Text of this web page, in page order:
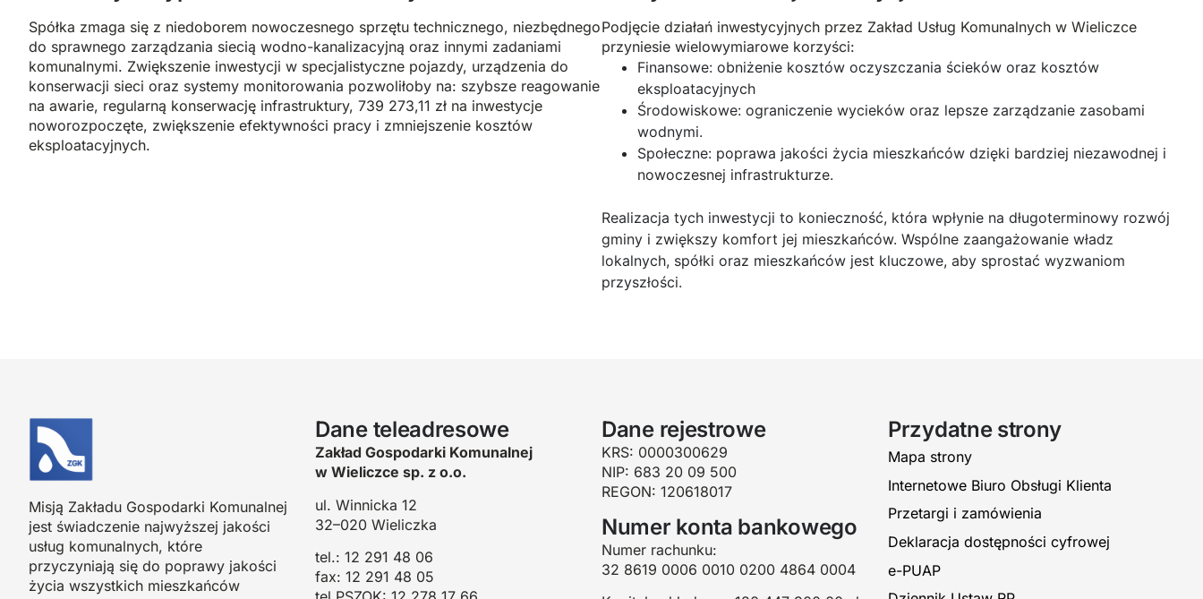
Spółka zmaga się z niedoborem nowoczesnego sprzętu technicznego, niezbędnego
do sprawnego zarządzania siecią wodno-kanalizacyjną oraz innymi zadaniami
komunalnymi. Zwiększenie inwestycji w specjalistyczne pojazdy, urządzenia do
konserwacji sieci oraz systemy monitorowania pozwoliłoby na: szybsze reagowanie
na awarie, regularną konserwację infrastruktury, 739 273,11 zł na inwestycje
noworozpoczęte, zwiększenie efektywności pracy i zmniejszenie kosztów
eksploatacyjnych.
Podjęcie działań inwestycyjnych przez Zakład Usług Komunalnych w Wieliczce
przyniesie wielowymiarowe korzyści:
Finansowe: obniżenie kosztów oczyszczania ścieków oraz kosztów
eksploatacyjnych
Środowiskowe: ograniczenie wycieków oraz lepsze zarządzanie zasobami
wodnymi.
Społeczne: poprawa jakości życia mieszkańców dzięki bardziej niezawodnej i
nowoczesnej infrastrukturze.
Realizacja tych inwestycji to konieczność, która wpłynie na długoterminowy rozwój
gminy i zwiększy komfort jej mieszkańców. Wspólne zaangażowanie władz
lokalnych, spółki oraz mieszkańców jest kluczowe, aby sprostać wyzwaniom
przyszłości.
Misją Zakładu Gospodarki Komunalnej
jest świadczenie najwyższej jakości
usług komunalnych, które
przyczyniają się do poprawy jakości
życia wszystkich mieszkańców
Dane teleadresowe
Zakład Gospodarki Komunalnej
w Wieliczce sp. z o.o.
ul. Winnicka 12
32–020 Wieliczka
tel.: 12 291 48 06
fax: 12 291 48 05
Dane rejestrowe
KRS: 0000300629
NIP: 683 20 09 500
REGON: 120618017
Numer konta bankowego
Numer rachunku:
32 8619 0006 0010 0200 4864 0004
Przydatne strony
Mapa strony
Internetowe Biuro Obsługi Klienta
Przetargi i zamówienia
Deklaracja dostępności cyfrowej
e-PUAP